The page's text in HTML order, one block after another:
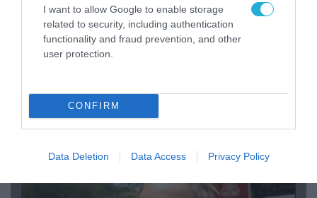
I want to allow Google to enable storage
related to security, including authentication
functionality and fraud prevention, and other
user protection.
CONFIRM
Data Deletion Data Access Privacy Policy
04.08.2026 | 15:02
Αυτή την ώρα το τελευταίο «αντίο» στον πρώην
υπουργό Ι.Βαρβιτσιώτη (φωτο)